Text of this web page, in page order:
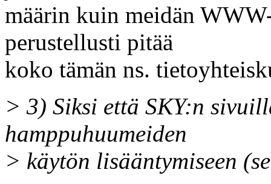
määrin kuin meidän
perustellusti pitää
koko tämän ns.
> 3) Siksi että SKY:n
hamppuhuumeiden
> käytön lisääntymiseen